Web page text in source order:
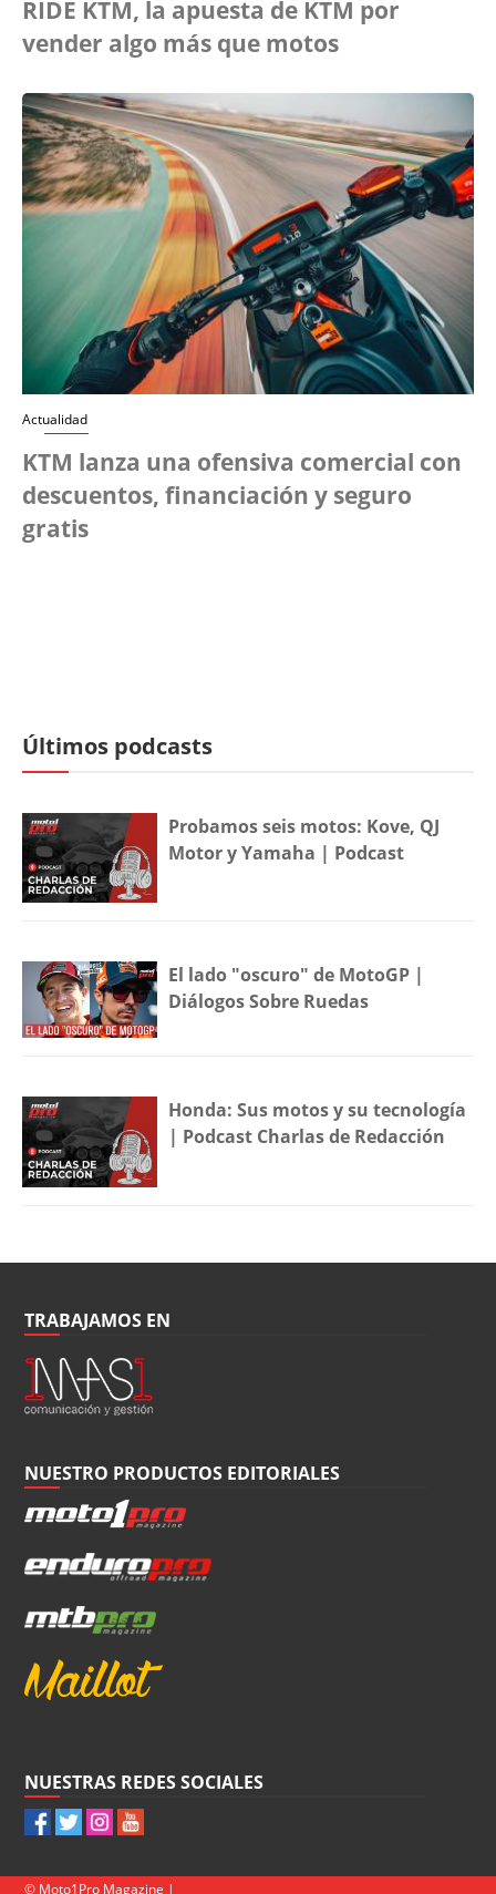
RIDE KTM, la apuesta de KTM por
vender algo más que motos
Actualidad
KTM lanza una ofensiva comercial con
descuentos, financiación y seguro
gratis
Últimos podcasts
Probamos seis motos: Kove, QJ
Motor y Yamaha | Podcast
El lado "oscuro" de MotoGP |
Diálogos Sobre Ruedas
Honda: Sus motos y su tecnología
| Podcast Charlas de Redacción
TRABAJAMOS EN
NUESTRO PRODUCTOS EDITORIALES
NUESTRAS REDES SOCIALES
© Moto1Pro Magazine |